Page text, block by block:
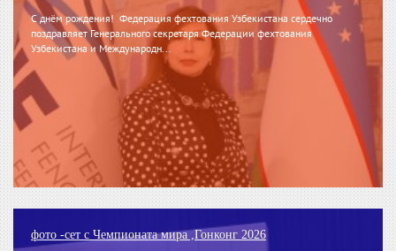
С днём рождения! Федерация фехтования Узбекистана сердечно
поздравляет Генерального секретаря Федерации фехтования
Узбекистана и Международн...
фото -сет с Чемпионата мира ,Гонконг 2026